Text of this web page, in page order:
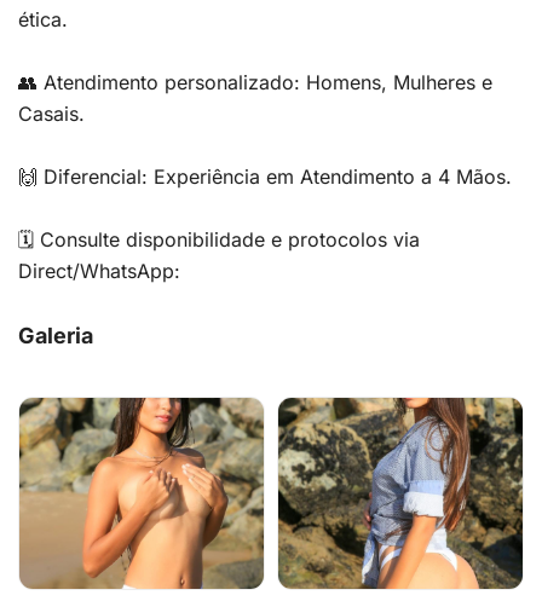
ética.
👥 Atendimento personalizado: Homens, Mulheres e
Casais.
🙌 Diferencial: Experiência em Atendimento a 4 Mãos.
🗓 Consulte disponibilidade e protocolos via
Direct/WhatsApp:
Galeria